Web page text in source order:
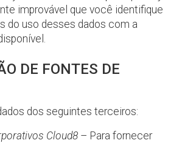
improvável que você identifique
do uso desses dados com a
DE FONTES DE
dos seguintes terceiros:
Cloud8 – Para fornecer